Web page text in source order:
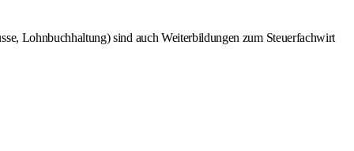
Lohnbuchhaltung) sind auch Weiterbildungen zum Steuerfachwirt